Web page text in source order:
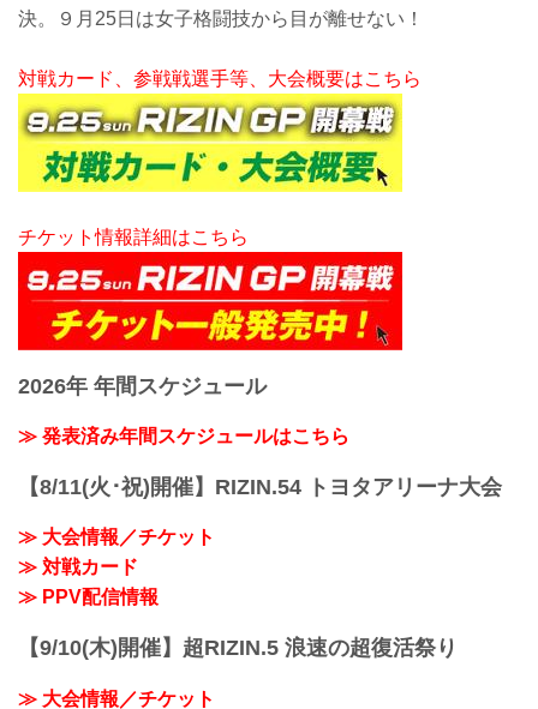
決。９月25日は女子格闘技から目が離せない！
対戦カード、参戦戦選手等、大会概要はこちら
チケット情報詳細はこちら
2026年 年間スケジュール
≫ 発表済み年間スケジュールはこちら
【8/11(火･祝)開催】RIZIN.54 トヨタアリーナ大会
≫ 大会情報／チケット
≫ 対戦カード
≫ PPV配信情報
【9/10(木)開催】超RIZIN.5 浪速の超復活祭り
≫ 大会情報／チケット